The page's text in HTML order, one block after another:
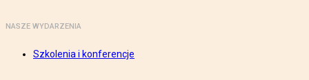
NASZE WYDARZENIA
Szkolenia i konferencje